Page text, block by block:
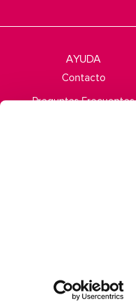
AYUDA
Contacto
Preguntas Frecuentes